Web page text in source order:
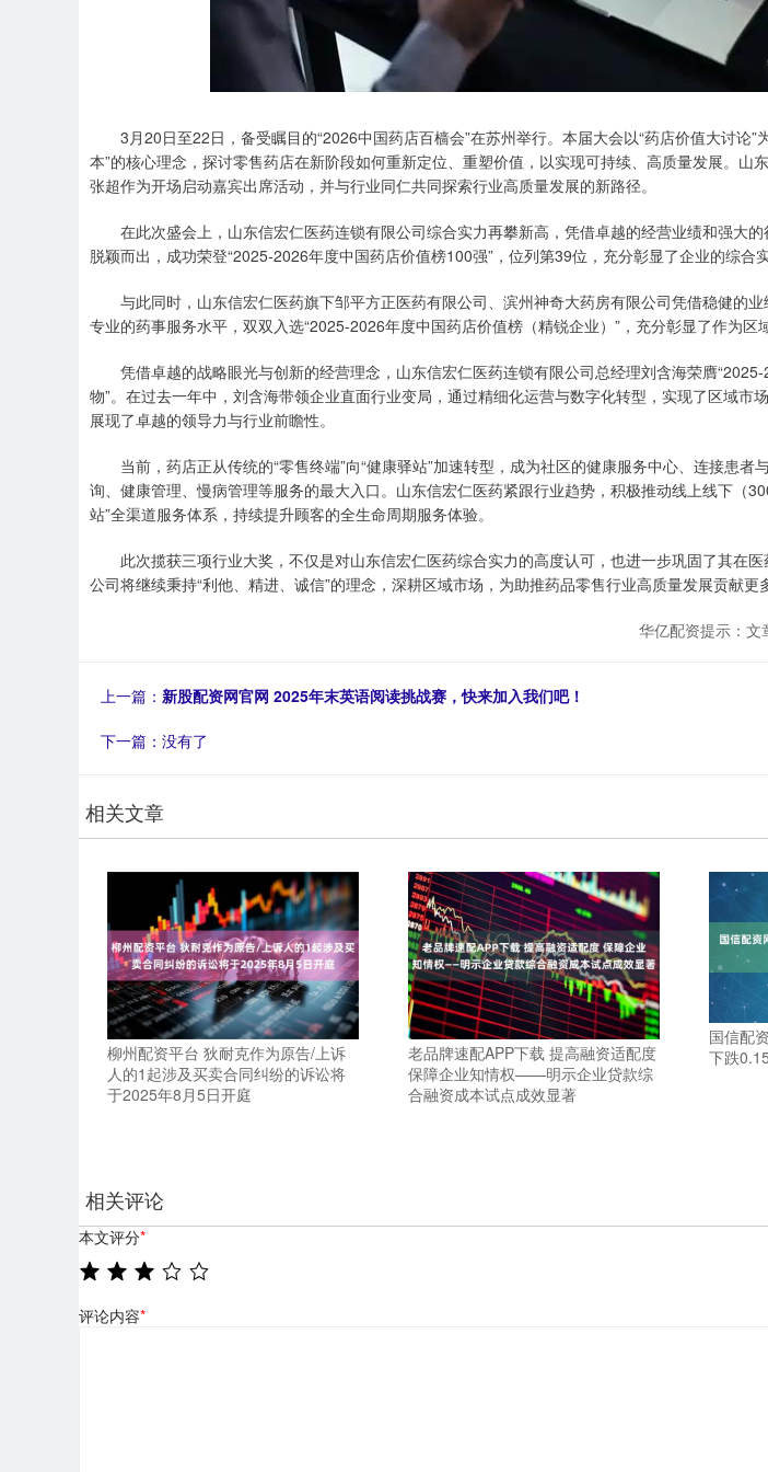
3月20日至22日，备受瞩目的“2026中国药店百樯会”在苏州举行。本届大会以“药店价值大讨论”
本”的核心理念，探讨零售药店在新阶段如何重新定位、重塑价值，以实现可持续、高质量发展。山
张超作为开场启动嘉宾出席活动，并与行业同仁共同探索行业高质量发展的新路径。
在此次盛会上，山东信宏仁医药连锁有限公司综合实力再攀新高，凭借卓越的经营业绩和强大的
脱颖而出，成功荣登“2025-2026年度中国药店价值榜100强”，位列第39位，充分彰显了企业的综合
与此同时，山东信宏仁医药旗下邹平方正医药有限公司、滨州神奇大药房有限公司凭借稳健的业
专业的药事服务水平，双双入选“2025-2026年度中国药店价值榜（精锐企业）”，充分彰显了作为区
凭借卓越的战略眼光与创新的经营理念，山东信宏仁医药连锁有限公司总经理刘含海荣膺“2025-
物”。在过去一年中，刘含海带领企业直面行业变局，通过精细化运营与数字化转型，实现了区域市
展现了卓越的领导力与行业前瞻性。
当前，药店正从传统的“零售终端”向“健康驿站”加速转型，成为社区的健康服务中心、连接患者
询、健康管理、慢病管理等服务的最大入口。山东信宏仁医药紧跟行业趋势，积极推动线上线下（
站”全渠道服务体系，持续提升顾客的全生命周期服务体验。
此次揽获三项行业大奖，不仅是对山东信宏仁医药综合实力的高度认可，也进一步巩固了其在医
公司将继续秉持“利他、精进、诚信”的理念，深耕区域市场，为助推药品零售行业高质量发展贡献更
华亿配资提示：文
上一篇： 新股配资网官网 2025年末英语阅读挑战赛，快来加入我们吧！
下一篇：没有了
相关文章
柳州配资平台 狄耐克作为原告/上诉
人的1起涉及买卖合同纠纷的诉讼将
于2025年8月5日开庭
老品牌速配APP下载 提高融资适配度
保障企业知情权——明示企业贷款综
合融资成本试点成效显著
国信配
下跌
相关评论
本文评分*
评论内容*